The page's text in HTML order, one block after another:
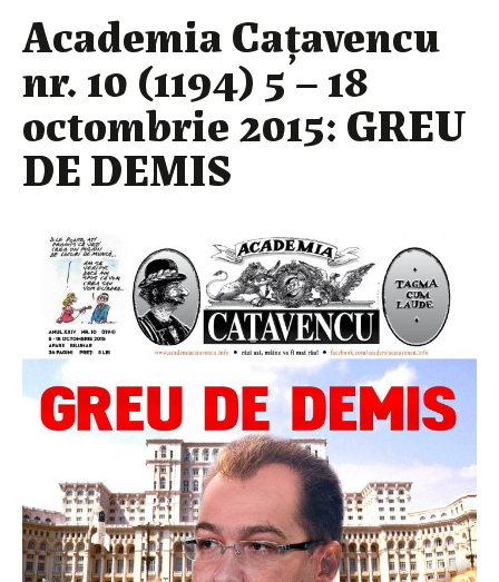
Academia Cațavencu
nr. 10 (1194) 5 – 18
octombrie 2015: GREU
DE DEMIS